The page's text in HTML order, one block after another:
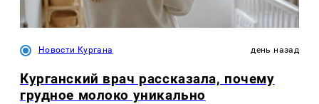
Новости Кургана день назад
Курганский врач рассказала, почему
грудное молоко уникально